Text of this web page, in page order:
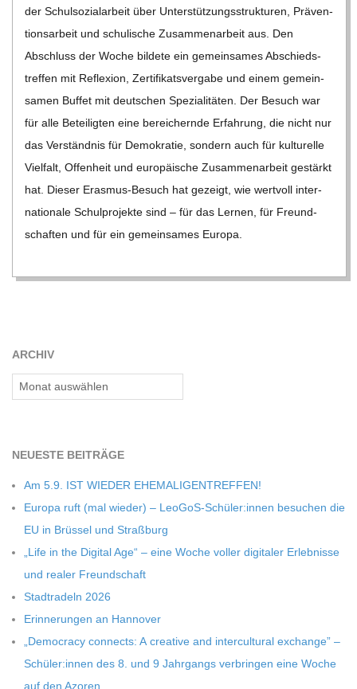
der Schul­so­zi­al­ar­beit über Unter­stüt­zungs­struk­tu­ren, Prä­ven­
ti­ons­ar­beit und schu­li­sche Zusam­men­ar­beit aus. Den
Abschluss der Woche bil­dete ein gemein­sa­mes Abschieds­
tref­fen mit Refle­xion, Zer­ti­fi­kats­ver­gabe und einem gemein­
sa­men Buf­fet mit deut­schen Spe­zia­li­tä­ten. Der Besuch war
für alle Betei­lig­ten eine berei­chernde Erfah­rung, die nicht nur
das Ver­ständ­nis für Demo­kra­tie, son­dern auch für kul­tu­relle
Viel­falt, Offen­heit und euro­päi­sche Zusam­men­ar­beit gestärkt
hat. Die­ser Eras­­mus-Besuch hat gezeigt, wie wert­voll inter­
na­tio­nale Schul­pro­jekte sind – für das Ler­nen, für Freund­
schaf­ten und für ein gemein­sa­mes Europa.
ARCHIV
Archiv
NEU­ESTE BEITRÄGE
Am 5.9. IST WIEDER EHEMALIGENTREFFEN!
Europa ruft (mal wie­der) – LeoGoS-Schüler:innen besu­chen die
EU in Brüs­sel und Straßburg
„Life in the Digi­tal Age“ – eine Woche vol­ler digi­ta­ler Erleb­nisse
und rea­ler Freundschaft
Stadt­ra­deln 2026
Erin­ne­run­gen an Hannover
„Demo­cracy con­nects: A crea­tive and inter­cul­tu­ral exch­ange” –
Schüler:innen des 8. und 9 Jahr­gangs ver­brin­gen eine Woche
auf den Azoren